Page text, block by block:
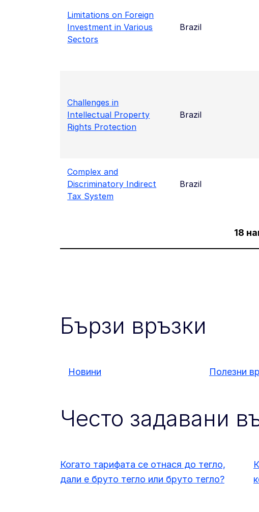
Limitations on Foreign
Investment in Various
Sectors
Brazil
Challenges in
Intellectual Property
Rights Protection
Brazil
Complex and
Discriminatory Indirect
Tax System
Brazil
18
Бързи връзки
Новини Полезни
Често задавани
Когато тарифата се отнася до тегло,
дали е бруто тегло или бруто тегло?